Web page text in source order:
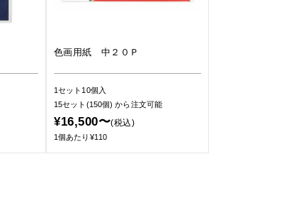
色画用紙 中２０Ｐ
1セット10個入
15セット(150個)から注文可能
¥16,500〜(税込)
1個あたり¥110